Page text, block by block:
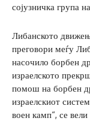
сојузничка група
Либанското
преговори меѓу
насочило борбен
израелското
помош на борбен
израелскиот
воен камп“, се